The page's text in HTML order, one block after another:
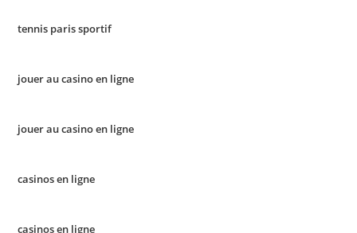
tennis paris sportif
jouer au casino en ligne
jouer au casino en ligne
casinos en ligne
casinos en ligne